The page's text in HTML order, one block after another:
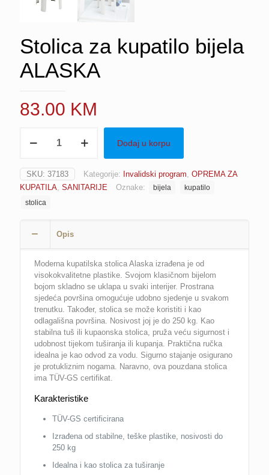
Stolica za kupatilo bijela
ALASKA
83.00 KM
bijela
ALASKA
količina
Dodaj u korpu
SKU: 37183 Kategorije: Invalidski program OPREMA ZA
KUPATILA SANITARIJE Oznake: bijela
kupatilo
stolica
Opis
Moderna kupatilska stolica Alaska izrađena je od
visokokvalitetne plastike. Svojom klasičnom bijelom
bojom skladno se uklapa u svaki interijer. Prostrana
sjedeća površina omogućuje udobno sjedenje u svakom
trenutku. Također, stolica se može koristiti i kao
odlagališna površina. Nosivost joj je do 250 kg. Kao
stabilna tuš ili kupaonska stolica, pruža veću sigurnost i
udobnost tijekom tuširanja ili kupanja. Praktična ručka
idealna je kao odvod za vodu. Sigurno stajanje osigurano
je protukliznim nogama. Naravno, ova pouzdana stolica
ima TÜV-GS certifikat.
Karakteristike
TÜV-GS certificirana
Izrađena od stabilne, teške plastike, nosivosti do
250 kg
Idealna i kao stolica za tuširanje